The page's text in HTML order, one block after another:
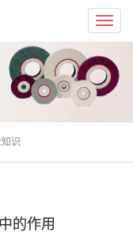
识
的作用